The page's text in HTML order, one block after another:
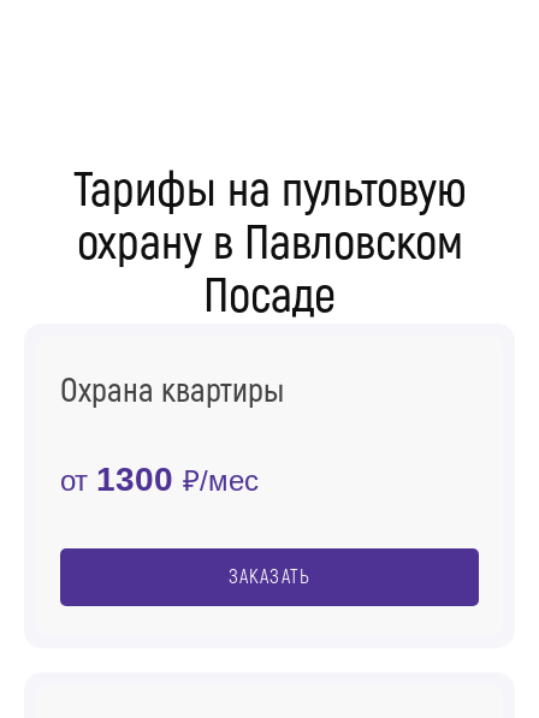
Тарифы на пультовую
охрану в Павловском
Посаде
Охрана квартиры
от 1300 ₽/мес
ЗАКАЗАТЬ